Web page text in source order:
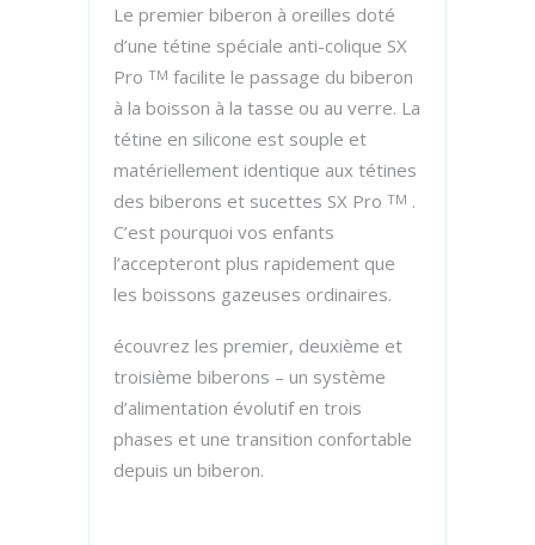
Le premier biberon à oreilles doté
d’une tétine spéciale anti-colique SX
Pro TM facilite le passage du biberon
à la boisson à la tasse ou au verre. La
tétine en silicone est souple et
matériellement identique aux tétines
des biberons et sucettes SX Pro TM .
C’est pourquoi vos enfants
l’accepteront plus rapidement que
les boissons gazeuses ordinaires.
écouvrez les premier, deuxième et
troisième biberons – un système
d’alimentation évolutif en trois
phases et une transition confortable
depuis un biberon.